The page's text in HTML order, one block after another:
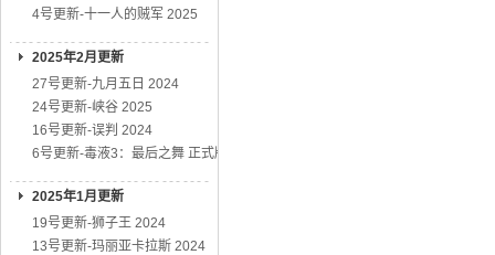
4号更新-十一人的贼军 2025
2025年2月更新
27号更新-九月五日 2024
24号更新-峡谷 2025
16号更新-误判 2024
6号更新-毒液3：最后之舞 正式版
2025年1月更新
19号更新-狮子王 2024
13号更新-玛丽亚卡拉斯 2024